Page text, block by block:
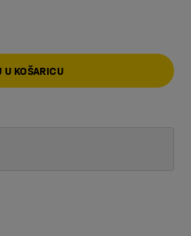
U KOŠARICU